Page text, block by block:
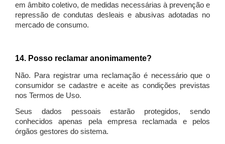
em âmbito coletivo, de medidas necessárias à prevenção e
repressão de condutas desleais e abusivas adotadas no
mercado de consumo.
14. Posso reclamar anonimamente?
Não. Para registrar uma reclamação é necessário que o
consumidor se cadastre e aceite as condições previstas
nos Termos de Uso.
Seus dados pessoais estarão protegidos, sendo
conhecidos apenas pela empresa reclamada e pelos
órgãos gestores do sistema.